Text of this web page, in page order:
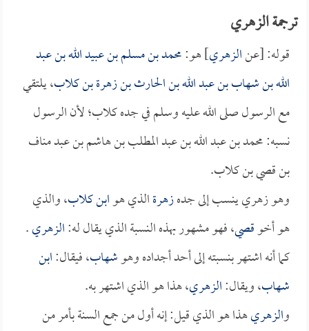
ترجمة الزهري
قوله: [عنالزهري] هو:محمد بن مسلم بن عبيد الله بن عبد
الله بن شهاب بن عبد الله بن الحارث بن زهرة بن كلاب، يلتقي
مع الرسول صلى الله عليه وسلم في جده كلاب؛ لأن الرسول
نسبه: محمد بن عبد الله بن عبد المطلب بن هاشم بن عبد مناف
بن قصي بن كلاب.
وهو زهري ينسب إلى جدهزهرةالذي هوابن كلاب، والذي
هو أخوقصي، فهو مشهور بهذه النسبة الذي يقال له:الزهري.
كما أنه اشتهر بنسبته إلى أحد أجداده وهوشهاب، فيقال:ابن
شهاب، ويقال:الزهري، هذا هو الذي اشتهر به.
والزهريهذا هو الذي قيل: إنه أول من جمع السنة بأمر من